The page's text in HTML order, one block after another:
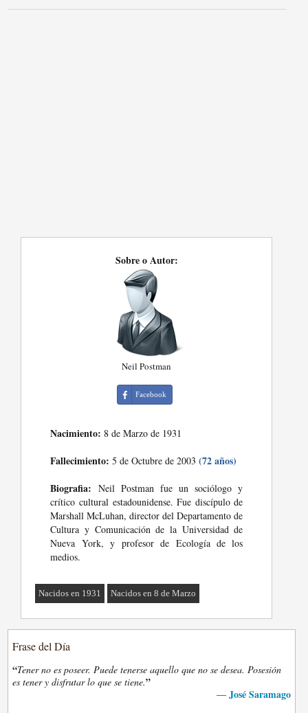
Sobre o Autor:
Neil Postman
Facebook
Nacimiento: 8 de Marzo de 1931
Fallecimiento: 5 de Octubre de 2003(72 años)
Biografia: Neil Postman fue un sociólogo y
crítico cultural estadounidense. Fue discípulo de
Marshall McLuhan, director del Departamento de
Cultura y Comunicación de la Universidad de
Nueva York, y profesor de Ecología de los
medios.
Nacidos en 1931 Nacidos en 8 de Marzo
Frase del Día
“Tener no es poseer. Puede tenerse aquello que no se desea. Posesión
es tener y disfrutar lo que se tiene.”
— José Saramago